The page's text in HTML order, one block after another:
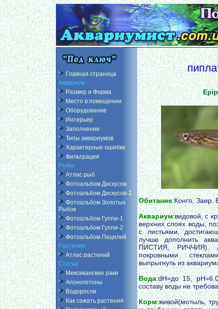
Главная страница
Аквариум
Размер и Форма
Место в помещении
Оборудование
Интерьер
Заполнение
Типы аквариумов
Характерные ошибки
Фильтрация
Рыбы
Атлас рыб
Фотоальбом Дискусов
Фотоальбом Дискусов-2
Фотоальбом Золотых
Рыбок
Фотоальбом Гуппи-1
Фотоальбом Гуппи-2
Фотоальбом Пецилий
Растения
Атлас растений
Статьи
Мексиканские раки
Апоногетоны
Водоросли
Как сажать растения
Обитание:Конго, Заир.
Аквариум:видовой, с
верхних слоях воды,
с листьями,
лучше дополнить
ПИСТИЯ, РИЧЧИЯ).
покровными
выпрыгнуть из
Вода:dH=до 15,
составу воды не
Корм:живой(мотыль,